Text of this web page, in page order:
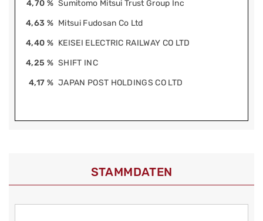
4,70 % Sumitomo Mitsui Trust Group Inc
4,63 % Mitsui Fudosan Co Ltd
4,40 % KEISEI ELECTRIC RAILWAY CO LTD
4,25 % SHIFT INC
4,17 % JAPAN POST HOLDINGS CO LTD
STAMMDATEN